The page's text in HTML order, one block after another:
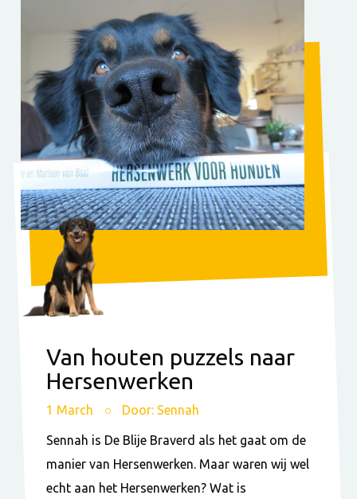
Van houten puzzels naar
Hersenwerken
1 March Door: Sennah
Sennah is De Blije Braverd als het gaat om de
manier van Hersenwerken. Maar waren wij wel
echt aan het Hersenwerken? Wat is